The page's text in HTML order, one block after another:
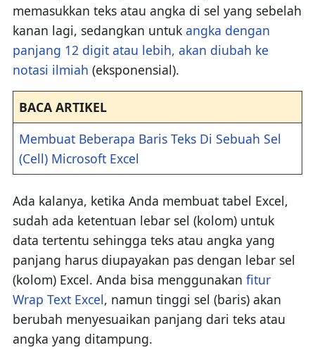
memasukkan teks atau angka di sel yang sebelah
kanan lagi, sedangkan untuk angka dengan
panjang 12 digit atau lebih, akan diubah ke
notasi ilmiah (eksponensial).
BACA ARTIKEL
Membuat Beberapa Baris Teks Di Sebuah Sel
(Cell) Microsoft Excel
Ada kalanya, ketika Anda membuat tabel Excel,
sudah ada ketentuan lebar sel (kolom) untuk
data tertentu sehingga teks atau angka yang
panjang harus diupayakan pas dengan lebar sel
(kolom) Excel. Anda bisa menggunakan fitur
Wrap Text Excel, namun tinggi sel (baris) akan
berubah menyesuaikan panjang dari teks atau
angka yang ditampung.